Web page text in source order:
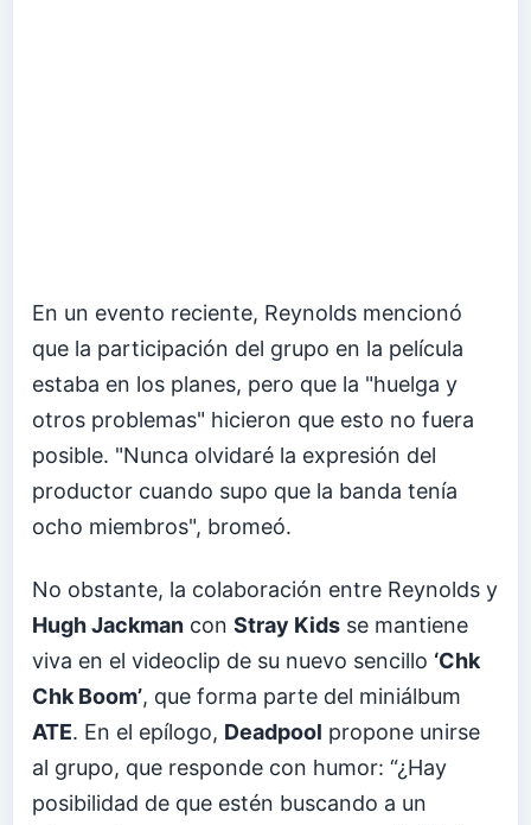
En un evento reciente, Reynolds mencionó
que la participación del grupo en la película
estaba en los planes, pero que la "huelga y
otros problemas" hicieron que esto no fuera
posible. "Nunca olvidaré la expresión del
productor cuando supo que la banda tenía
ocho miembros", bromeó.
No obstante, la colaboración entre Reynolds y
Hugh Jackman con Stray Kids se mantiene
viva en el videoclip de su nuevo sencillo ‘Chk
Chk Boom’, que forma parte del miniálbum
ATE. En el epílogo, Deadpool propone unirse
al grupo, que responde con humor: “¿Hay
posibilidad de que estén buscando a un